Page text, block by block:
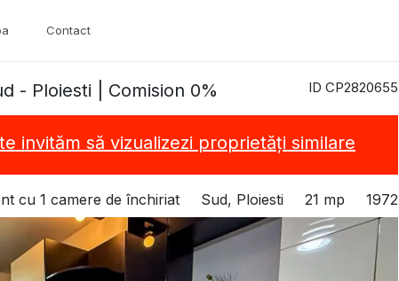
Contact
ID CP2820655
- Ploiesti | Comision 0%
te invităm să vizualizezi proprietăți similare
cu 1 camere de închiriat Sud, Ploiesti 21 mp 1972